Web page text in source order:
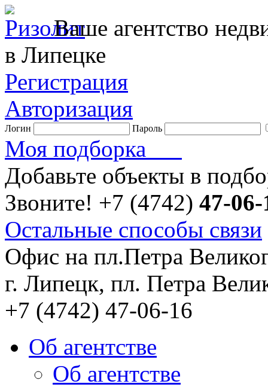
Ваше агентство
в Липецке
Регистрация
Авторизация
Логин Пароль
Моя подборка
Добавьте объекты в
Звоните! +7 (4742) 47-06-
Остальные способы связи
Офис на пл.Петра
г. Липецк, пл. Петра
+7 (4742) 47-06-16
Об агентстве
Об агентстве